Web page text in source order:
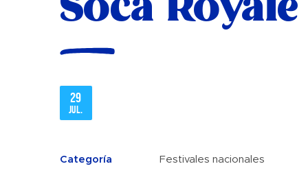
29
jul.
Categoría Festivales nacionales